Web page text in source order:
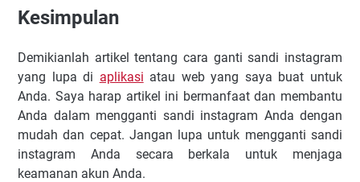
Kesimpulan
Demikianlah artikel tentang cara ganti sandi instagram
yang lupa di aplikasi atau web yang saya buat untuk
Anda. Saya harap artikel ini bermanfaat dan membantu
Anda dalam mengganti sandi instagram Anda dengan
mudah dan cepat. Jangan lupa untuk mengganti sandi
instagram Anda secara berkala untuk menjaga
keamanan akun Anda.